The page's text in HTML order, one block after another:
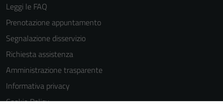
Leggi le FAQ
Prenotazione appuntamento
Segnalazione disservizio
Richiesta assistenza
Amministrazione trasparente
Informativa privacy
Cookie Policy